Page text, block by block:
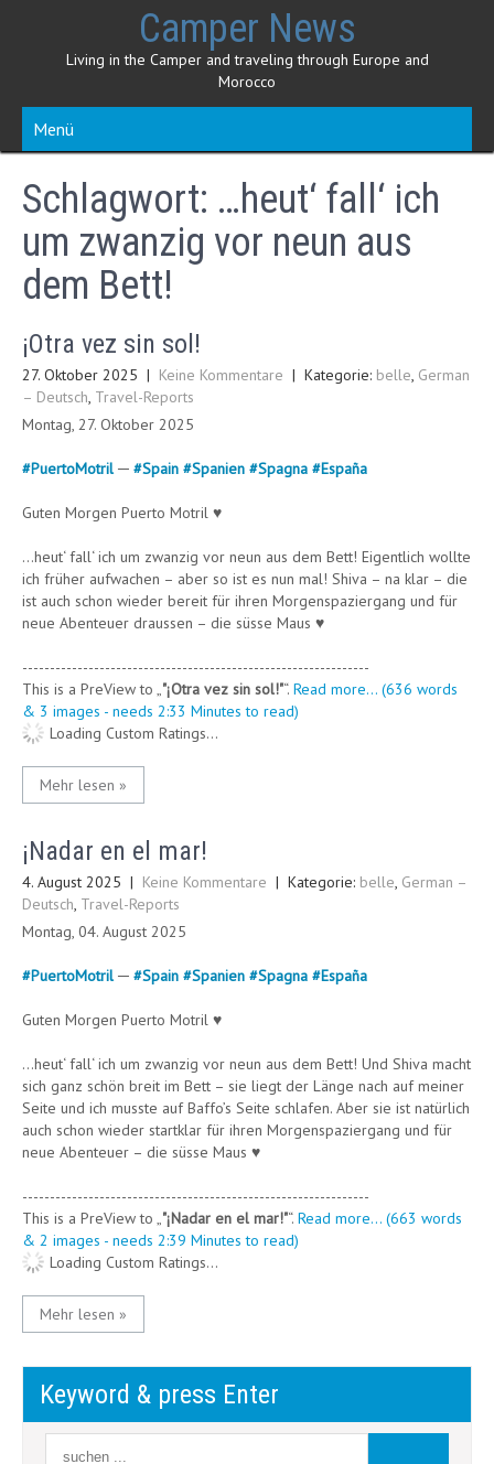
Camper News
Living in the Camper and traveling through Europe and
Morocco
Menü
Schlagwort: …heut‘ fall‘ ich
um zwanzig vor neun aus
dem Bett!
¡Otra vez sin sol!
27. Oktober 2025 | Keine Kommentare | Kategorie: belle, German
– Deutsch, Travel-Reports
Montag, 27. Oktober 2025
#PuertoMotril─ #Spain #Spanien #Spagna #España
Guten Morgen Puerto Motril ♥
…heut‘ fall‘ ich um zwanzig vor neun aus dem Bett! Eigentlich wollte
ich früher aufwachen – aber so ist es nun mal! Shiva – na klar – die
ist auch schon wieder bereit für ihren Morgenspaziergang und für
neue Abenteuer draussen – die süsse Maus ♥
---------------------------------------------------------------
This is a PreView to "¡Otra vez sin sol!". Read more... (636 words
& 3 images - needs 2:33 Minutes to read)
Loading Custom Ratings...
Mehr lesen »
¡Nadar en el mar!
4. August 2025 | Keine Kommentare | Kategorie: belle, German –
Deutsch, Travel-Reports
Montag, 04. August 2025
#PuertoMotril─ #Spain #Spanien #Spagna #España
Guten Morgen Puerto Motril ♥
…heut‘ fall‘ ich um zwanzig vor neun aus dem Bett! Und Shiva macht
sich ganz schön breit im Bett – sie liegt der Länge nach auf meiner
Seite und ich musste auf Baffo’s Seite schlafen. Aber sie ist natürlich
auch schon wieder startklar für ihren Morgenspaziergang und für
neue Abenteuer – die süsse Maus ♥
---------------------------------------------------------------
This is a PreView to "¡Nadar en el mar!". Read more... (663 words
& 2 images - needs 2:39 Minutes to read)
Loading Custom Ratings...
Mehr lesen »
Keyword & press Enter